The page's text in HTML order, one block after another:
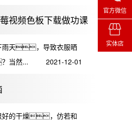
视频色板下载做功课
天，导致衣服晒
当然...
2021-12-01
的干燥，仿若和
官方微信
实体店